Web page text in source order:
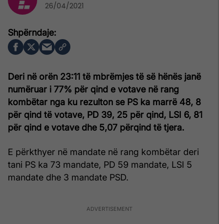
Deri në orën 23:11 të mbrëmjes të së hënës janë
numëruar i 77% për qind e votave në rang
kombëtar nga ku rezulton se PS ka marrë 48, 8
për qind të votave, PD 39, 25 për qind, LSI 6, 81
për qind e votave dhe 5,07 përqind të tjera.
E përkthyer në mandate në rang kombëtar deri
tani PS ka 73 mandate, PD 59 mandate, LSI 5
mandate dhe 3 mandate PSD.
26/04/2021